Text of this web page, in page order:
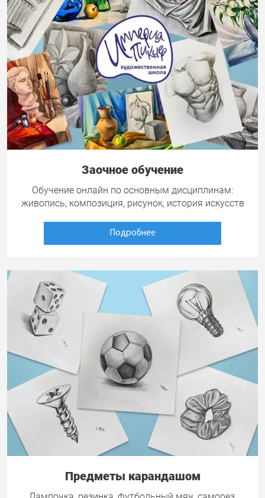
Заочное обучение
Обучение онлайн по основным дисциплинам:
живопись, композиция, рисунок, история искусств
Подробнее
Предметы карандашом